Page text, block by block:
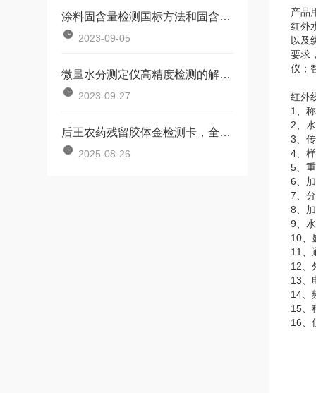
涂料固含量检测国标方法和固含量快速检测仪方法对比
2023-09-05
​微量水分测定仪高精度检测的解决方案
2023-09-27
后王农药残留胶体金检测卡，全家人的健康守护神
2025-08-26
产品
红外
以及
要求
仪；
红外
1、
2、
3、
4、
5、
6、
7、
8、
9、
10、
11、
12、
13、
14、
15、
16、